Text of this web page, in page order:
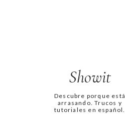
Showit
Descubre porque está
arrasando. Trucos y
tutoriales en español.